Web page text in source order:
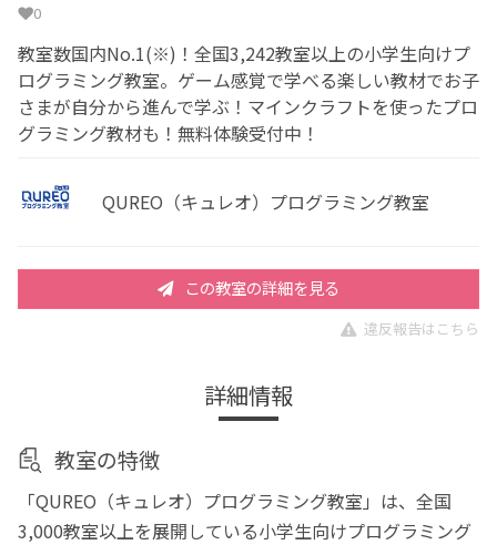
0
教室数国内No.1(※)！全国3,242教室以上の小学生向けプ
ログラミング教室。ゲーム感覚で学べる楽しい教材でお子
さまが自分から進んで学ぶ！マインクラフトを使ったプロ
グラミング教材も！無料体験受付中！
QUREO（キュレオ）プログラミング教室
この教室の詳細を見る
違反報告はこちら
詳細情報
教室の特徴
「QUREO（キュレオ）プログラミング教室」は、全国
3,000教室以上を展開している小学生向けプログラミング